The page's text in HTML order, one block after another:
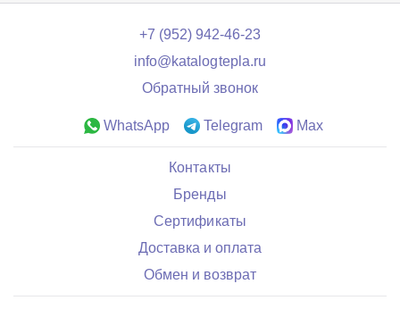
+7 (952) 942-46-23
info@katalogtepla.ru
Обратный звонок
WhatsApp Telegram Max
Контакты
Бренды
Сертификаты
Доставка и оплата
Обмен и возврат